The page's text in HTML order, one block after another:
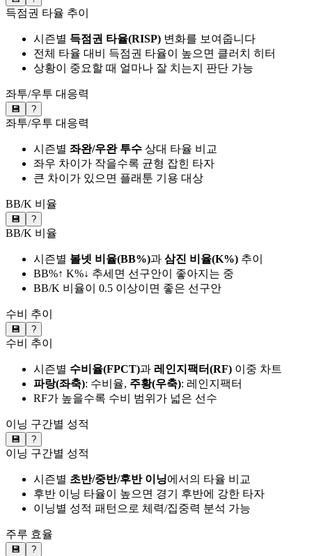
득점권 타율 추이
시즌별 득점권 타율(RISP) 변화를 보여줍니다
전체 타율 대비 득점권 타율이 높으면 클러치 히터
상황이 중요할 때 얼마나 잘 치는지 판단 가능
좌투/우투 대응력
💾 ?
좌투/우투 대응력
시즌별 좌완/우완 투수 상대 타율 비교
좌우 차이가 작을수록 균형 잡힌 타자
큰 차이가 있으면 플래툰 기용 대상
BB/K 비율
💾 ?
BB/K 비율
시즌별 볼넷 비율(BB%)과 삼진 비율(K%) 추이
BB%↑ K%↓ 추세면 선구안이 좋아지는 중
BB/K 비율이 0.5 이상이면 좋은 선구안
수비 추이
💾 ?
수비 추이
시즌별 수비율(FPCT)과 레인지팩터(RF) 이중 차트
파랑(좌축): 수비율, 주황(우축): 레인지팩터
RF가 높을수록 수비 범위가 넓은 선수
이닝 구간별 성적
💾 ?
이닝 구간별 성적
시즌별 초반/중반/후반 이닝에서의 타율 비교
후반 이닝 타율이 높으면 경기 후반에 강한 타자
이닝별 성적 패턴으로 체력/집중력 분석 가능
주루 효율
💾 ?